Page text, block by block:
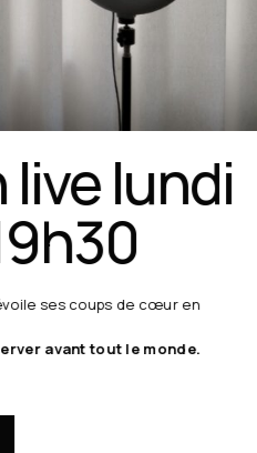
lundi
ses coups de cœur en
avant tout le monde.